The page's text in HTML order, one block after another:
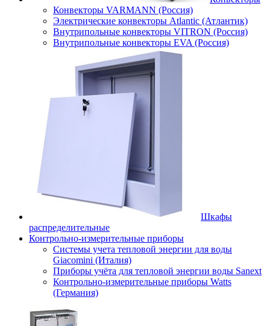
Конвекторы VARMANN (Россия)
Электрические конвекторы Atlantic (Атлантик)
Внутрипольные конвекторы VITRON (Россия)
Внутрипольные конвекторы EVA (Россия)
Шкафы
распределительные
Контрольно-измерительные приборы
Системы учета тепловой энергии для воды
Giacomini (Италия)
Приборы учёта для тепловой энергии воды Sanext
Контрольно-измерительные приборы Watts
(Германия)